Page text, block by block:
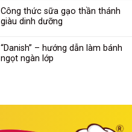
Công thức sữa gạo thần thánh
giàu dinh dưỡng
“Danish” – hướng dẫn làm bánh
ngọt ngàn lớp